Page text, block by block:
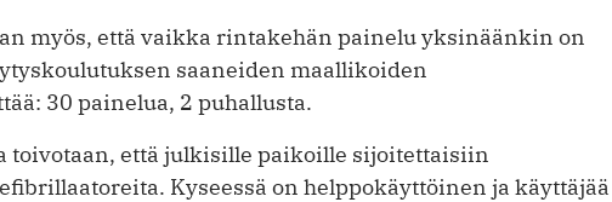
myös, että vaikka rintakehän painelu yksinäänkin on
saaneiden maallikoiden
30 painelua, 2 puhallusta.
toivotaan, että julkisille paikoille sijoitettaisiin
Kyseessä on helppokäyttöinen ja käyttäjää